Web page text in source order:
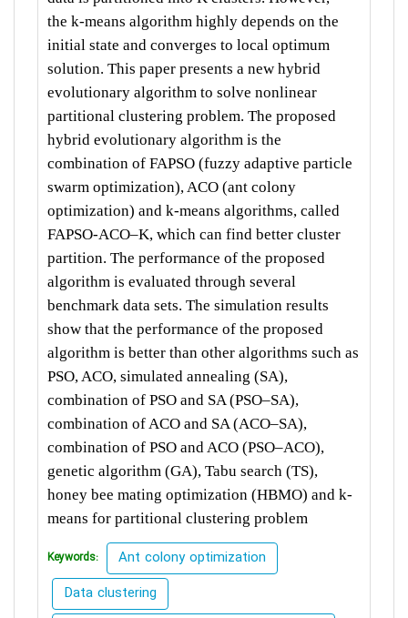
the k-means algorithm highly depends on the
initial state and converges to local optimum
solution. This paper presents a new hybrid
evolutionary algorithm to solve nonlinear
partitional clustering problem. The proposed
hybrid evolutionary algorithm is the
combination of FAPSO (fuzzy adaptive particle
swarm optimization), ACO (ant colony
optimization) and k-means algorithms, called
FAPSO-ACO–K, which can find better cluster
partition. The performance of the proposed
algorithm is evaluated through several
benchmark data sets. The simulation results
show that the performance of the proposed
algorithm is better than other algorithms such as
PSO, ACO, simulated annealing (SA),
combination of PSO and SA (PSO–SA),
combination of ACO and SA (ACO–SA),
combination of PSO and ACO (PSO–ACO),
genetic algorithm (GA), Tabu search (TS),
honey bee mating optimization (HBMO) and k-
means for partitional clustering problem
Keywords:
Ant colony optimization
Data clustering